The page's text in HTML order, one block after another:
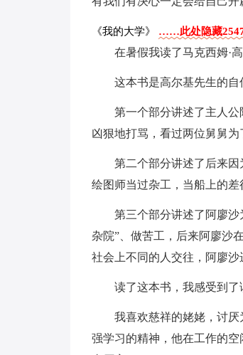
《我的大学》 ……此处隐藏
在暑假我读了马克西姆·
这本书是高尔基先生的自
第一个部分讲述了主人
凶狠地打骂，看过两位舅舅
第二个部分讲述了后来
绘图师当过杂工，当船上的差
第三个部分讲述了阿廖
杂院”、做苦工，后来阿廖沙
社会上不同的人交往，阿廖沙
读了这本书，我感受到了
我喜欢慈祥的姥姥，讨
强学习的精神，他在工作的